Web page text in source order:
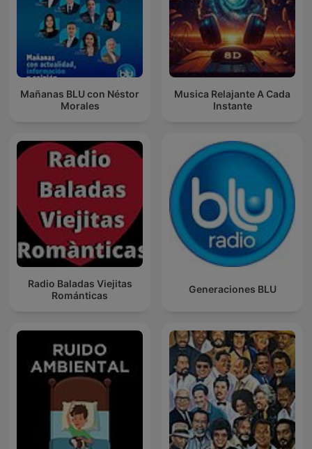
Mañanas BLU con Néstor
Morales
Musica Relajante A Cada
Instante
Radio Baladas Viejitas
Románticas
Generaciones BLU